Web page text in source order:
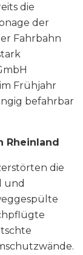
die
der
Fahrbahn
Frühjahr
befahrbar
Rheinland
die
und